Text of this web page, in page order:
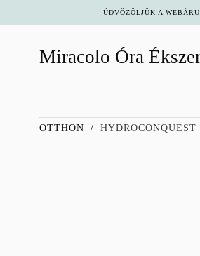
TARTALOMHOZ
ÜDVÖZÖLJÜK A
Miracolo Óra
OTTHON /